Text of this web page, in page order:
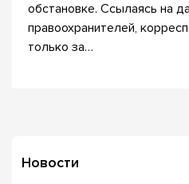
обстановке. Ссылаясь на
правоохранителей,
только за…
Новости